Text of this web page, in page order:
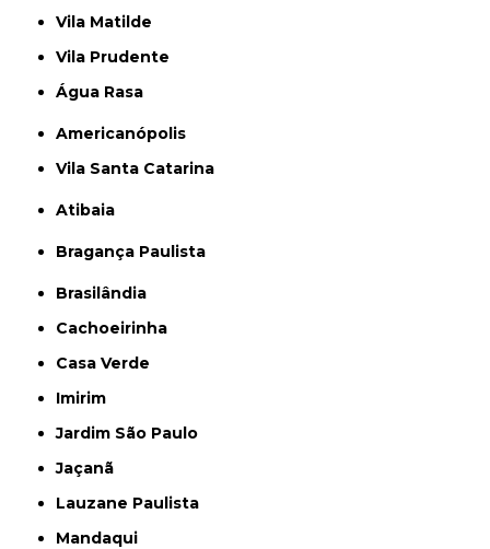
Vila Matilde
Vila Prudente
Água Rasa
Americanópolis
Vila Santa Catarina
Atibaia
Bragança Paulista
Brasilândia
Cachoeirinha
Casa Verde
Imirim
Jardim São Paulo
Jaçanã
Lauzane Paulista
Mandaqui